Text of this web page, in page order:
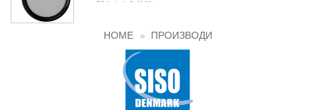
HOME » ПРОИЗВОДИ